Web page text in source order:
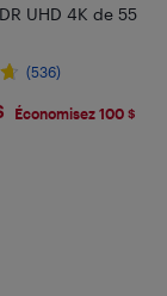
UHD 4K de 55
(536)
Économisez 100 $